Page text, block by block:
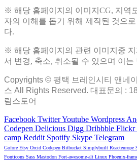
※ 해당 홈페이지의 이미지CG, 지역
자의 이해를 돕기 위해 제작된 것으
다.
※ 해당 홈페이지의 관련 이미지중
서 변경, 축소, 취소될 수 있으며 이는
Copyrights © 평택 브레인시티 앤네
스 All Rights Reserved. 대표문의 :
림스토어
Facebook TwitterYoutube Wordpress
Codepen Delicious Digg Dribbble Flickr
camp Reddit Spotify Skype Telegram
Gofore Etsy Orcid Codepen Bitbucket Simplybuilt Reacteurope
Fonticons Sass Mastodon Fort-awesome-alt Linux Phoenix-